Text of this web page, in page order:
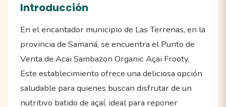
Introducción
En el encantador municipio de Las Terrenas, en la
provincia de Samaná, se encuentra el Punto de
Venta de Acai Sambazon Organic Açai Frooty.
Este establecimiento ofrece una deliciosa opción
saludable para quienes buscan disfrutar de un
nutritivo batido de açaí, ideal para reponer